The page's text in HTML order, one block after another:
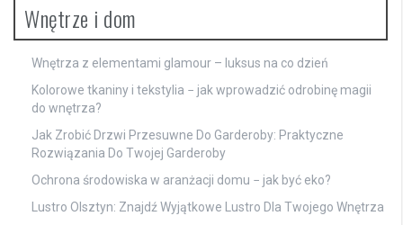
Wnętrze i dom
Wnętrza z elementami glamour – luksus na co dzień
Kolorowe tkaniny i tekstylia − jak wprowadzić odrobinę magii
do wnętrza?
Jak Zrobić Drzwi Przesuwne Do Garderoby: Praktyczne
Rozwiązania Do Twojej Garderoby
Ochrona środowiska w aranżacji domu − jak być eko?
Lustro Olsztyn: Znajdź Wyjątkowe Lustro Dla Twojego Wnętrza